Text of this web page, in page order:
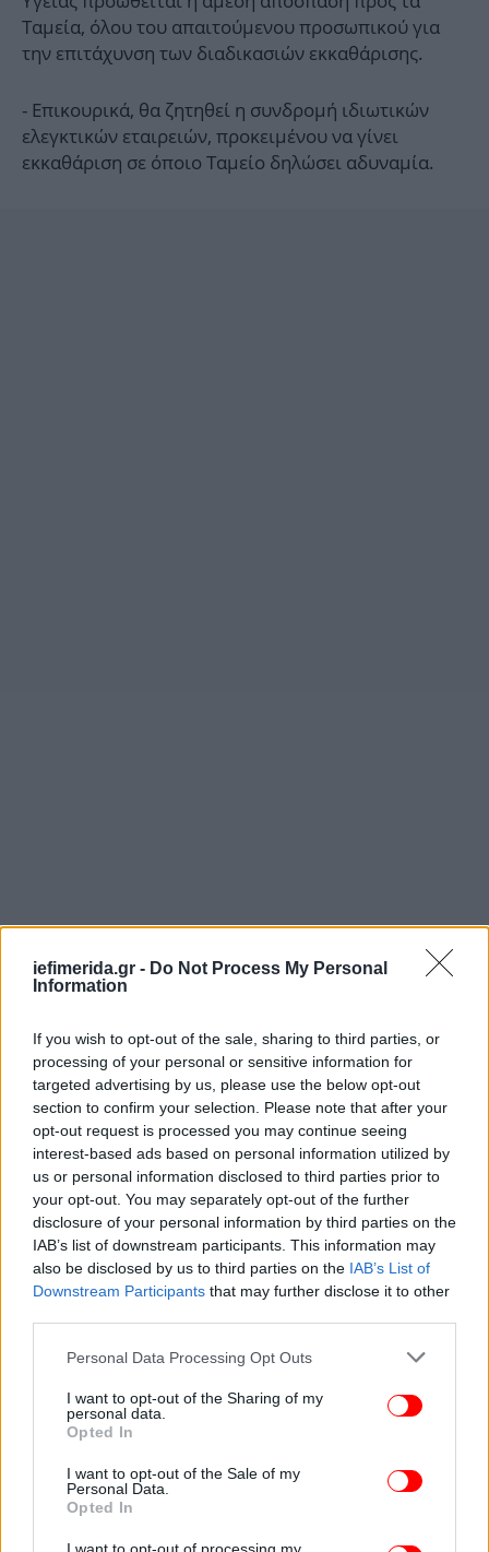
iefimerida.gr - Do Not Process My Personal
Information
If you wish to opt-out of the sale, sharing to third parties, or
processing of your personal or sensitive information for
targeted advertising by us, please use the below opt-out
section to confirm your selection. Please note that after your
opt-out request is processed you may continue seeing
interest-based ads based on personal information utilized by
us or personal information disclosed to third parties prior to
your opt-out. You may separately opt-out of the further
disclosure of your personal information by third parties on the
IAB’s list of downstream participants. This information may
also be disclosed by us to third parties on the IAB’s List of
Downstream Participants that may further disclose it to other
Please note that this website/app uses one or more Google
not limited to your visit or usage behaviour. You may click to
grant or deny consent to Google and its third-party tags to
use your data for below specified purposes in below Google
consent section.
Personal Data Processing Opt Outs
I want to opt-out of the Sharing of my
personal data.
Opted In
I want to opt-out of the Sale of my
Personal Data.
Opted In
Ταμεία, όλου του απαιτούμενου προσωπικού για
την επιτάχυνση των διαδικασιών εκκαθάρισης.
- Επικουρικά, θα ζητηθεί η συνδρομή ιδιωτικών
ελεγκτικών εταιρειών, προκειμένου να γίνει
εκκαθάριση σε όποιο Ταμείο δηλώσει αδυναμία.
νομοθετική πρωτοβουλία για την περαιτέρω
απλοποίηση των διαδικασιών εκκαθάρισης.
Οπως επεσήμανε ο υπουργός Υγείας, Αδωνις
Γεωργιάδης, στα τέλη Αυγούστου θα διαπιστωθεί
στην πράξη αν οι Διοικήσεις των Ταμείων
προχωρούν ως οφείλουν τις διαδικασίες
προκειμένου μέχρι το τέλος του έτους να έχει
καταβληθεί στους παρόχους υγείας το σύνολο του
ποσού των ληξιπρόθεσμων οφειλών.
γραφεία του ΕΟΠΥΥ, την οποία είχε συγκαλέσει ο κ.
Γεωργιάδης, συμμετείχαν ο υπουργός Διοικητικής
Μεταρρύθμισης, Κυριάκος Μητσοτάκης, ο
υπουργός Εργασίας, Γιάννης Βρούτσης, ο
αναπληρωτής υπουργός Οικονομικών, Χρήστος
Σταϊκούρας, ο υφυπουργός Υγείας, Αντώνης